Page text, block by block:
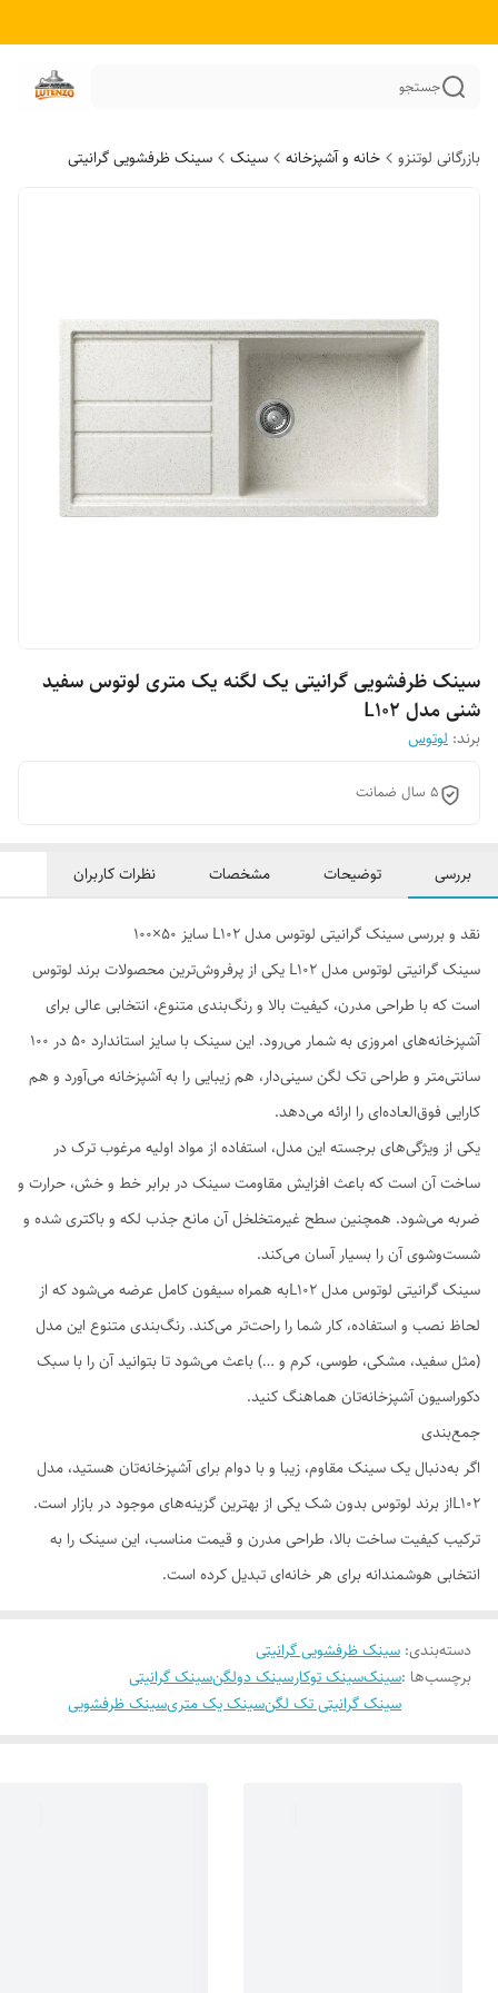
جستجو
بازرگانی لوتنزو خانه و آشپزخانه سینک سینک ظرفشویی گرانیتی
سینک ظرفشویی گرانیتی یک لگنه یک متری لوتوس سفید
شنی مدل L102
برند: لوتوس
۵ سال ضمانت
بررسی توضیحات مشخصات نظرات کاربران
نقد و بررسی سینک گرانیتی لوتوس مدل L102 سایز ۵۰×100
سینک گرانیتی لوتوس مدل L102 یکی از پرفروش‌ترین محصولات برند لوتوس
است که با طراحی مدرن، کیفیت بالا و رنگ‌بندی متنوع، انتخابی عالی برای
آشپزخانه‌های امروزی به شمار می‌رود. این سینک با سایز استاندارد ۵۰ در 100
سانتی‌متر و طراحی تک لگن سینی‌دار، هم زیبایی را به آشپزخانه می‌آورد و هم
کارایی فوق‌العاده‌ای را ارائه می‌دهد.
یکی از ویژگی‌های برجسته این مدل، استفاده از مواد اولیه مرغوب ترک در
ساخت آن است که باعث افزایش مقاومت سینک در برابر خط و خش، حرارت و
ضربه می‌شود. همچنین سطح غیرمتخلخل آن مانع جذب لکه و باکتری شده و
شست‌وشوی آن را بسیار آسان می‌کند.
سینک گرانیتی لوتوس مدل L102به همراه سیفون کامل عرضه می‌شود که از
لحاظ نصب و استفاده، کار شما را راحت‌تر می‌کند. رنگ‌بندی متنوع این مدل
(مثل سفید، مشکی، طوسی، کرم و …) باعث می‌شود تا بتوانید آن را با سبک
دکوراسیون آشپزخانه‌تان هماهنگ کنید.
جمع‌بندی
اگر به‌دنبال یک سینک مقاوم، زیبا و با دوام برای آشپزخانه‌تان هستید، مدل
L102از برند لوتوس بدون شک یکی از بهترین گزینه‌های موجود در بازار است.
ترکیب کیفیت ساخت بالا، طراحی مدرن و قیمت مناسب، این سینک را به
انتخابی هوشمندانه برای هر خانه‌ای تبدیل کرده است.
دسته‌بندی: سینک ظرفشویی گرانیتی
برچسب‌ها :سینکسینک توکارسینک دولگنسینک گرانیتی
سینک گرانیتی تک لگنسینک یک متریسینک ظرفشویی